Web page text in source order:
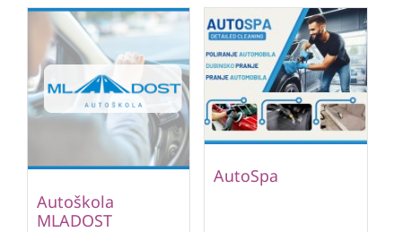
Autoškola
MLADOST
AutoSpa